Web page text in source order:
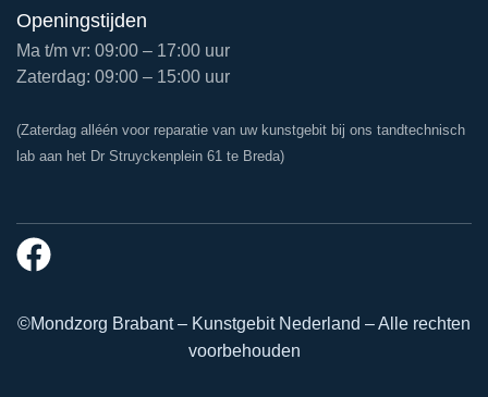
Openingstijden
Ma t/m vr: 09:00 – 17:00 uur
Zaterdag: 09:00 – 15:00 uur
(Zaterdag alléén voor reparatie van uw kunstgebit bij ons tandtechnisch
lab aan het Dr Struyckenplein 61 te Breda)
©Mondzorg Brabant – Kunstgebit Nederland – Alle rechten
voorbehouden